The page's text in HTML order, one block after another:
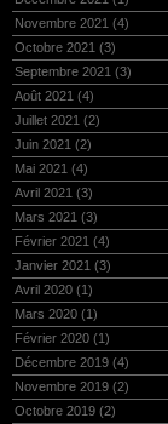
Novembre 2021 (4)
Octobre 2021 (3)
Septembre 2021 (3)
Août 2021 (4)
Juillet 2021 (2)
Juin 2021 (2)
Mai 2021 (4)
Avril 2021 (3)
Mars 2021 (3)
Février 2021 (4)
Janvier 2021 (3)
Avril 2020 (1)
Mars 2020 (1)
Février 2020 (1)
Décembre 2019 (4)
Novembre 2019 (2)
Octobre 2019 (2)